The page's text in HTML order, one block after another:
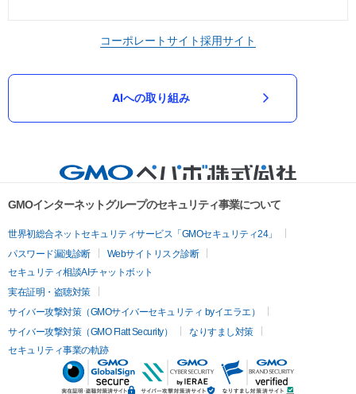
コーポレートサイト採用サイト
AIへの取り組み
GMOインターネットグループのセキュリティ事業について
世界初総合ネットセキュリティサービス「GMOセキュリティ24」
パスワード漏洩診断
Webサイトリスク診断
セキュリティ相談AIチャットボット
実在証明・盗聴対策
サイバー攻撃対策（GMOサイバーセキュリティ byイエラエ）
サイバー攻撃対策（GMO Flatt Security）
なりすまし対策
セキュリティ事業の軌跡